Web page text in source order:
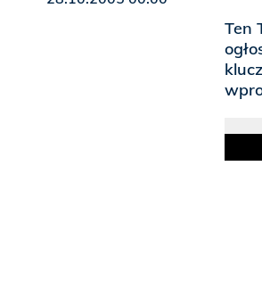
Ten